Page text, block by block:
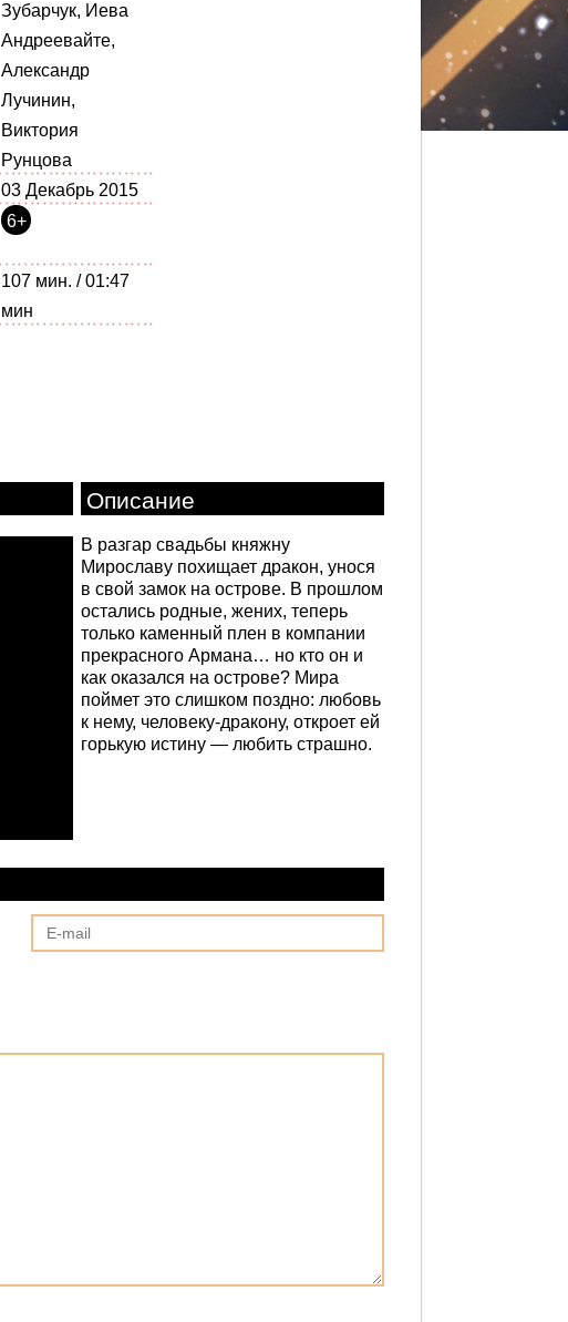
Зубарчук, Иева
Андреевайте,
Александр
Лучинин,
Виктория
Рунцова
03 Декабрь 2015
6+
107 мин. / 01:47
мин
Описание
В разгар свадьбы княжну
Мирославу похищает дракон, унося
в свой замок на острове. В прошлом
остались родные, жених, теперь
только каменный плен в компании
прекрасного Армана… но кто он и
как оказался на острове? Мира
поймет это слишком поздно: любовь
к нему, человеку-дракону, откроет ей
горькую истину — любить страшно.